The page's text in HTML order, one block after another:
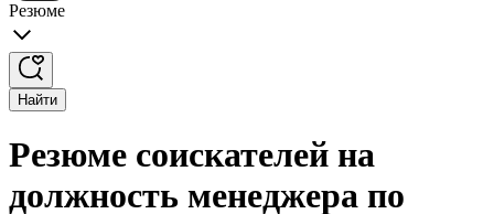
Резюме
Найти
Резюме соискателей на
должность менеджера по